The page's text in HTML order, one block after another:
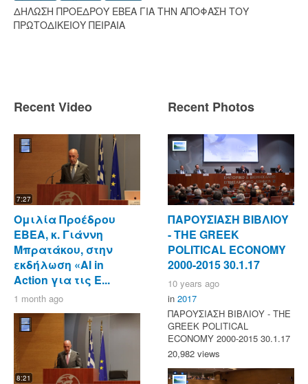
ΔΗΛΩΣΗ ΠΡΟΕΔΡΟΥ ΕΒΕΑ ΓΙΑ ΤΗΝ ΑΠΟΦΑΣΗ ΤΟΥ
ΠΡΩΤΟΔΙΚΕΙΟΥ ΠΕΙΡΑΙΑ
Recent Video
7:27
Ομιλία Προέδρου
ΕΒΕΑ, κ. Γιάννη
Μπρατάκου, στην
εκδήλωση «AI in
Action για τις Ε...
1 month ago
8:21
Recent Photos
ΠΑΡΟΥΣΙΑΣΗ ΒΙΒΛΙΟΥ
- ΤΗΕ GREEK
POLITICAL ECONOMY
2000-2015 30.1.17
10 years ago
in 2017
ΠΑΡΟΥΣΙΑΣΗ ΒΙΒΛΙΟΥ - ΤΗΕ
GREEK POLITICAL
ECONOMY 2000-2015 30.1.17
20,982 views